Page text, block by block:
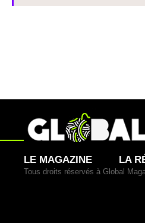
LE MAGAZINE LA
Tous droits réservés à Global